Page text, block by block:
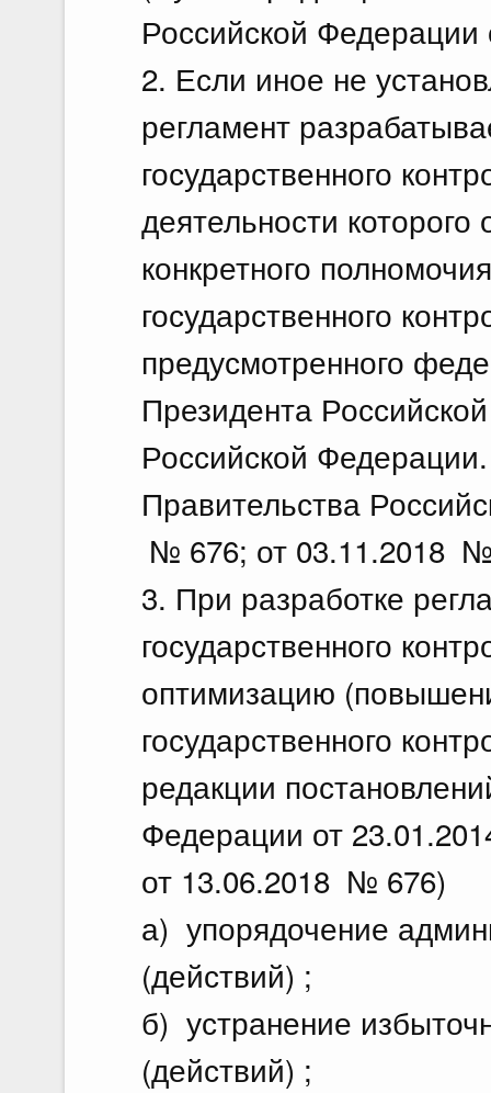
Российской
2. Если иное не
регламент
государственного
деятельности
конкретного
государственного
предусмотренного
Президента
Российской
Правительства
№ 676; от 03.11.2018
3. При разработке
государственного
оптимизацию
государственного
редакции
Федерации от
от 13.06.2018 № 676)
а) упорядочение
(действий) ;
б) устранение
(действий) ;